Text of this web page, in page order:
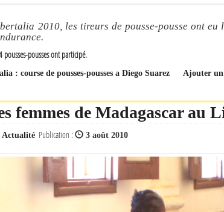
2010, les tireurs de pousse-pousse ont eu
pousses ont participé.
: course de pousses-pousses a Diego Suarez Ajouter
femmes de Madagascar au
Actualité Publication : 3 août 2010